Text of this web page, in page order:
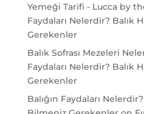
Yemeği Tarifi - Lucca by
Faydaları Nelerdir? Balık
Gerekenler
Balık Sofrası Mezeleri
Faydaları Nelerdir? Balık
Gerekenler
Balığın Faydaları